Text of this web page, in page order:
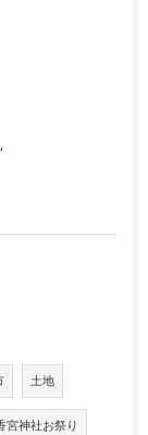
土地
宮神社お祭り